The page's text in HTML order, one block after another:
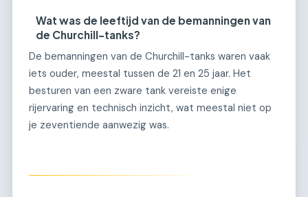
Wat was de leeftijd van de bemanningen van
de Churchill-tanks?
De bemanningen van de Churchill-tanks waren vaak
iets ouder, meestal tussen de 21 en 25 jaar. Het
besturen van een zware tank vereiste enige
rijervaring en technisch inzicht, wat meestal niet op
je zeventiende aanwezig was.